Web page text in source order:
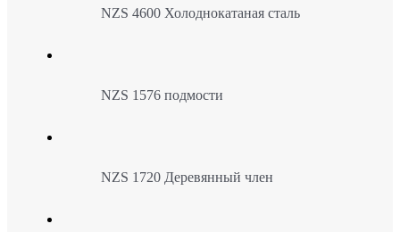
NZS 4600 Холоднокатаная сталь
NZS 1576 подмости
NZS 1720 Деревянный член